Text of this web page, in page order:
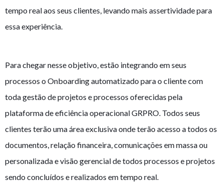
tempo real aos seus clientes, levando mais assertividade para
essa experiência.
Para chegar nesse objetivo, estão integrando em seus
processos o Onboarding automatizado para o cliente com
toda gestão de projetos e processos oferecidas pela
plataforma de eficiência operacional GRPRO. Todos seus
clientes terão uma área exclusiva onde terão acesso a todos os
documentos, relação financeira, comunicações em massa ou
personalizada e visão gerencial de todos processos e projetos
sendo concluídos e realizados em tempo real.